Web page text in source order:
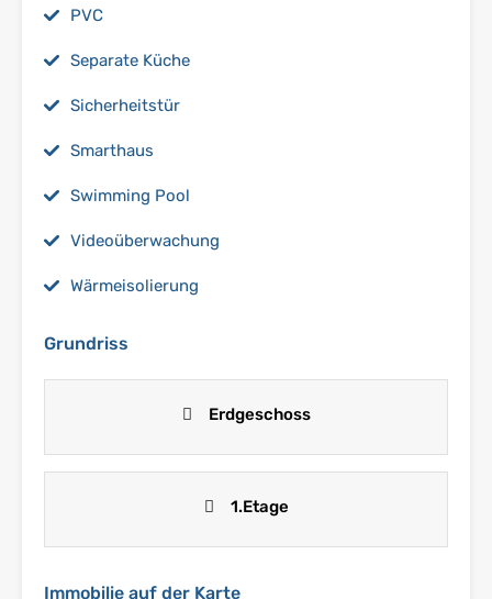
PVC
Separate Küche
Sicherheitstür
Smarthaus
Swimming Pool
Videoüberwachung
Wärmeisolierung
Grundriss
Erdgeschoss
1.Etage
Immobilie auf der Karte